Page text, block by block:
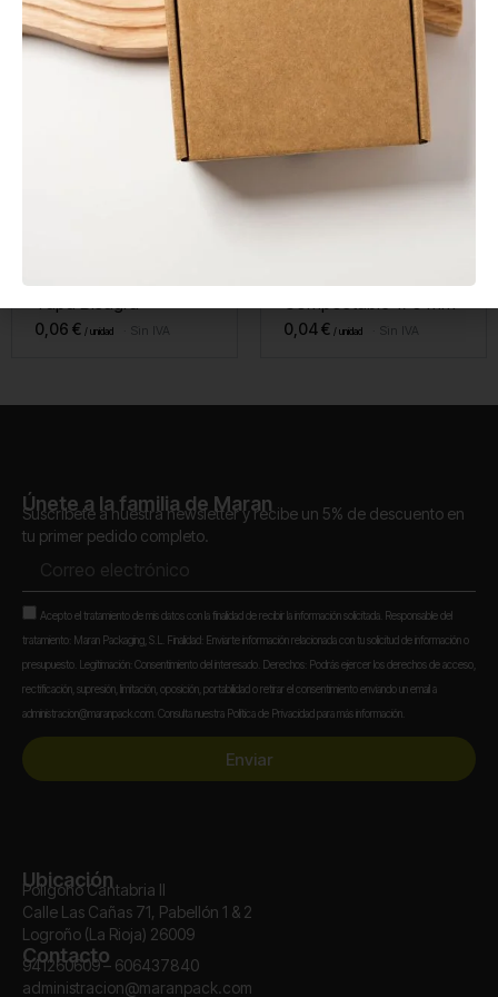
Salsero PP 120 ml con
Tapa Bisagra
0,06 € Sin IVA
Tenedor CPLA
Compostable 170 mm
0,04€ Sin IVA
Únete a la familia de Maran
Suscríbete a nuestra newsletter y recibe un 5% de descuento en
tu primer pedido completo.
electrónico
Aceptación
Acepto el tratamiento de mis datos con la finalidad de recibir la información solicitada. Responsable del
tratamiento: Maran Packaging, S.L. Finalidad: Enviarte información relacionada con tu solicitud de información o
presupuesto. Legitimación: Consentimiento del interesado. Derechos: Podrás ejercer los derechos de acceso,
rectificación, supresión, limitación, oposición, portabilidad o retirar el consentimiento enviando un email a
administracion@maranpack.com. Consulta nuestra Política de Privacidad para más información.
Enviar
Ubicación
Polígono Cantabria II
Calle Las Cañas 71, Pabellón 1 & 2
Logroño (La Rioja) 26009
Contacto
941260609 – 606437840
administracion@maranpack.com